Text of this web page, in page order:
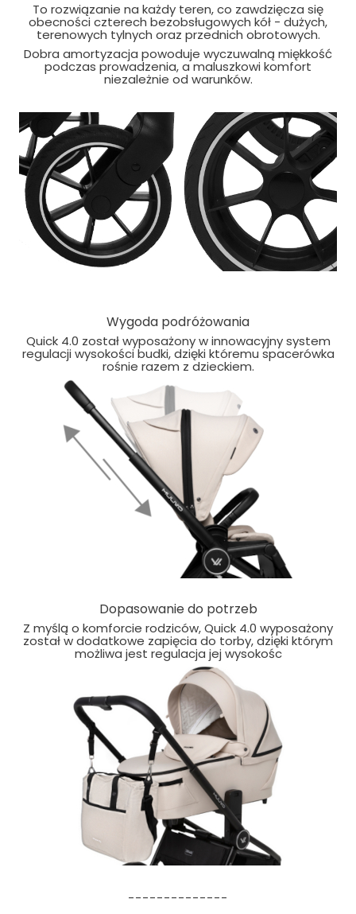
To rozwiązanie na każdy teren, co zawdzięcza się
obecności czterech bezobsługowych kół - dużych,
terenowych tylnych oraz przednich obrotowych.
Dobra amortyzacja powoduje wyczuwalną miękkość
podczas prowadzenia, a maluszkowi komfort
niezależnie od warunków.
Wygoda podróżowania
Quick 4.0 został wyposażony w innowacyjny system
regulacji wysokości budki, dzięki któremu spacerówka
rośnie razem z dzieckiem.
Dopasowanie do potrzeb
Z myślą o komforcie rodziców, Quick 4.0 wyposażony
został w dodatkowe zapięcia do torby, dzięki którym
możliwa jest regulacja jej wysokośc
--------------